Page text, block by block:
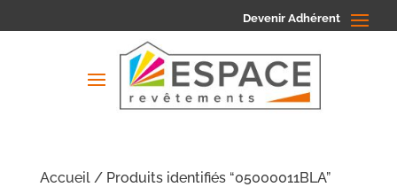
Devenir Adhérent
Accueil/ Produits identifiés “05000011BLA”